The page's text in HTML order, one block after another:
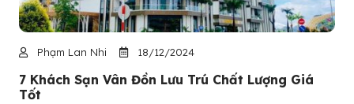
Phạm Lan Nhi 18/12/2024
7 Khách Sạn Vân Đồn Lưu Trú Chất Lượng Giá
Tốt